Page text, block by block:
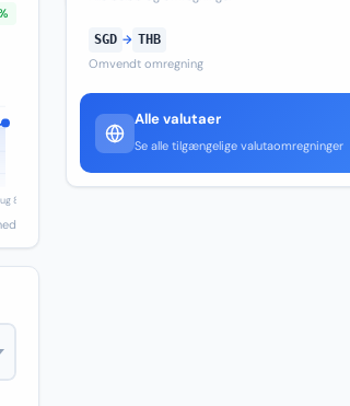
SGD → THB
Omvendt omregning
Alle valutaer
Se alle tilgængelige valutaomregninger